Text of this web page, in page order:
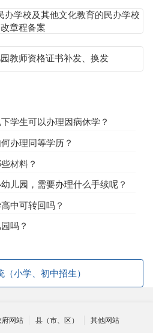
办学校及其他文化教育的民办学校
章程备案
教师资格证书补发、换发
学生可以办理因病休学？
办理同等学历？
材料？
儿园，需要办理什么手续呢？
中可转回吗？
吗？
（小学、初中招生）
府网站 县（市、区） 其他网站